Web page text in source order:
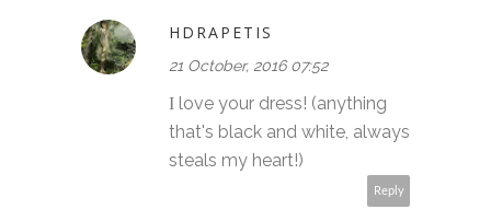
HDRAPETIS
21 October, 2016 07:52
Ι love your dress! (anything
that's black and white, always
steals my heart!)
Reply